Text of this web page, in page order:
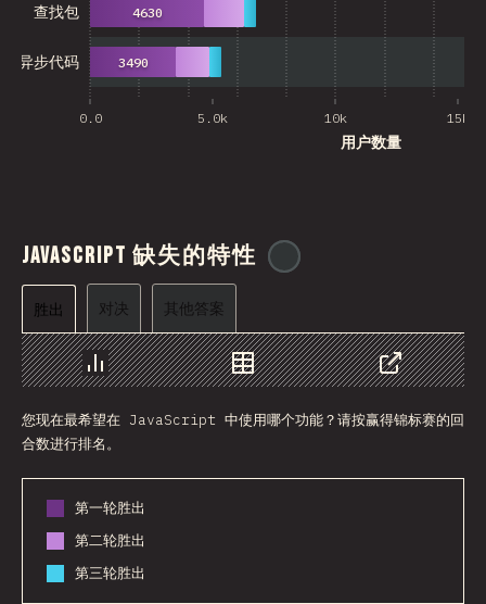
0.0 5.0k 10k 15k
用户数量
异步代码
查找包
3490
4630
JavaScript 缺失的特性
胜出 对决 其他答案
图表 数据
分享
您现在最希望在 JavaScript 中使用哪个功能？请按赢得锦标赛的回
合数进行排名。
第一轮胜出
第二轮胜出
第三轮胜出